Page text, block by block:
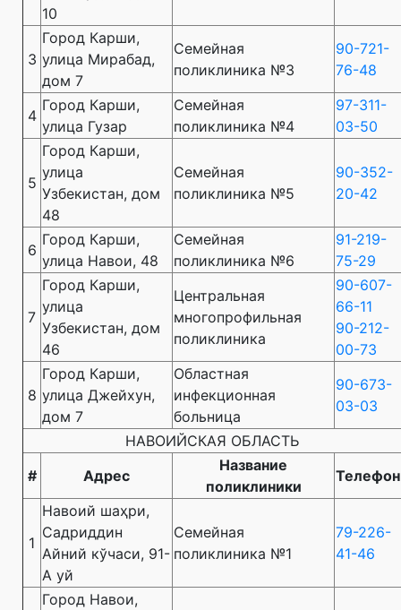
10
3
Город Карши,
улица Мирабад,
дом 7
Семейная
поликлиника №3
90-721-
76-48
4
Город Карши,
улица Гузар
Семейная
поликлиника №4
97-311-
03-50
5
Город Карши,
улица
Узбекистан, дом
48
Семейная
поликлиника №5
90-352-
20-42
6
Город Карши,
улица Навои, 48
Семейная
поликлиника №6
91-219-
75-29
7
Город Карши,
улица
Узбекистан, дом
46
Центральная
многопрофильная
поликлиника
90-607-
66-11
90-212-
00-73
8
Город Карши,
улица Джейхун,
дом 7
Областная
инфекционная
больница
90-673-
03-03
НАВОИЙСКАЯ ОБЛАСТЬ
#
Адрес
Название
поликлиники
Телефон
1
Навоий шаҳри,
Садриддин
Айний кўчаси, 91-
А уй
Семейная
поликлиника №1
79-226-
41-46
Город Навои,